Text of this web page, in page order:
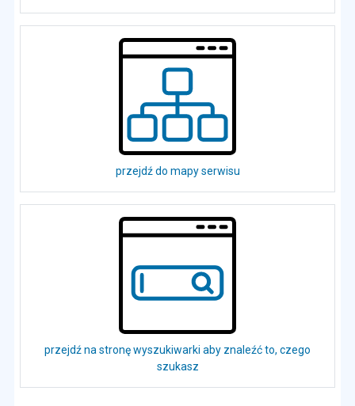
przejdź do mapy serwisu
przejdź na stronę wyszukiwarki aby znaleźć to, czego
szukasz